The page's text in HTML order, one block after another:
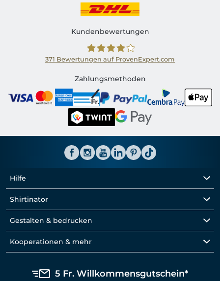
Kundenbewertungen
Shirtinator CH
371 Bewertungen auf ProvenExpert.com
Zahlungsmethoden
Hilfe
Shirtinator
Gestalten & bedrucken
Kooperationen & mehr
5 Fr. Willkommensgutschein*